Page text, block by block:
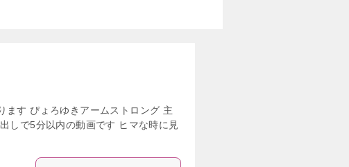
ます ぴょろゆきアームストロング 主
しで5分以内の動画です ヒマな時に見